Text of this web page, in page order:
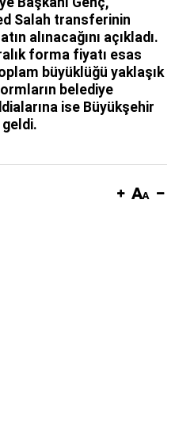
Salah transferinin
alınacağını açıkladı.
forma fiyatı esas
büyüklüğü yaklaşık
belediye
ise Büyükşehir
geldi.